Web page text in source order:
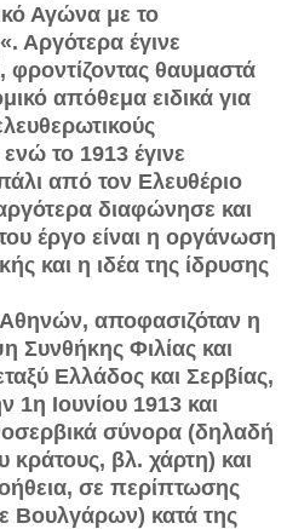
Αγώνα με το
Αργότερα έγινε
θαυμαστά
απόθεμα ειδικά για
το 1913 έγινε
από τον Ελευθέριο
διαφώνησε και
έργο είναι η οργάνωση
και η ιδέα της ίδρυσης
αποφασιζόταν η
Συνθήκης Φιλίας και
Ελλάδος και Σερβίας,
Ιουνίου 1913 και
σύνορα (δηλαδή
βλ. χάρτη) και
σε περίπτωσης
Βουλγάρων) κατά της